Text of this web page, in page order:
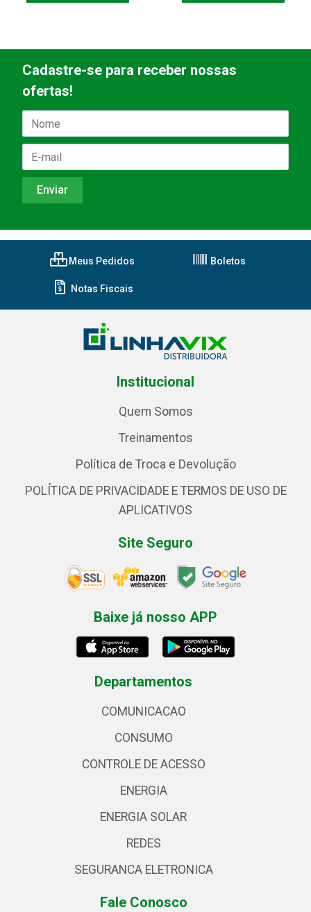
Cadastre-se para receber nossas
ofertas!
Meus Pedidos Boletos
Notas Fiscais
Institucional
Quem Somos
Treinamentos
Política de Troca e Devolução
POLÍTICA DE PRIVACIDADE E TERMOS DE USO DE
APLICATIVOS
Site Seguro
Baixe já nosso APP
Departamentos
COMUNICACAO
CONSUMO
CONTROLE DE ACESSO
ENERGIA
ENERGIA SOLAR
REDES
SEGURANCA ELETRONICA
Fale Conosco